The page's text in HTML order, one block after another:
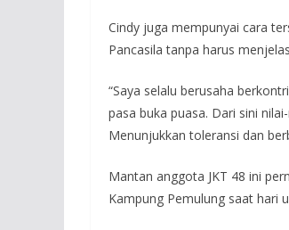
Cindy juga mempunyai cara
Pancasila tanpa harus
“Saya selalu berusaha
pasa buka puasa. Dari sini
Menunjukkan toleransi dan
Mantan anggota JKT 48 ini
Kampung Pemulung saat hari